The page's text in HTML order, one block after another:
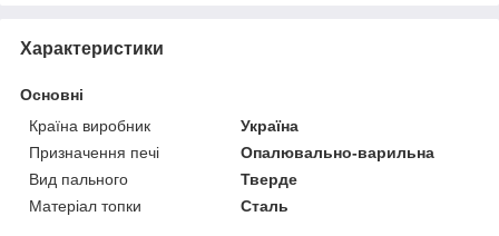
Характеристики
Основні
Країна виробник
Україна
Призначення печі
Опалювально-варильна
Вид пального
Тверде
Матеріал топки
Сталь